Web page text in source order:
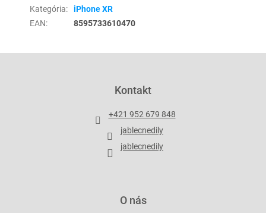
Kategória:
iPhone XR
EAN: 8595733610470
Kontakt
+421 952 679 848
jablecnedily
jablecnedily
O nás